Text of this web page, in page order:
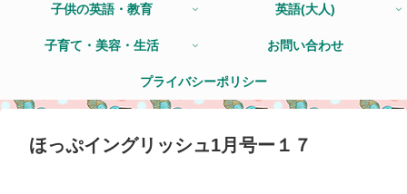
子供の英語・教育 英語(大人)
子育て・美容・生活 お問い合わせ
プライバシーポリシー
ほっぷイングリッシュ1月号ー１７